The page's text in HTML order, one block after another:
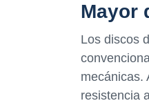
Mayor
Los discos
mecánicas.
resistencia